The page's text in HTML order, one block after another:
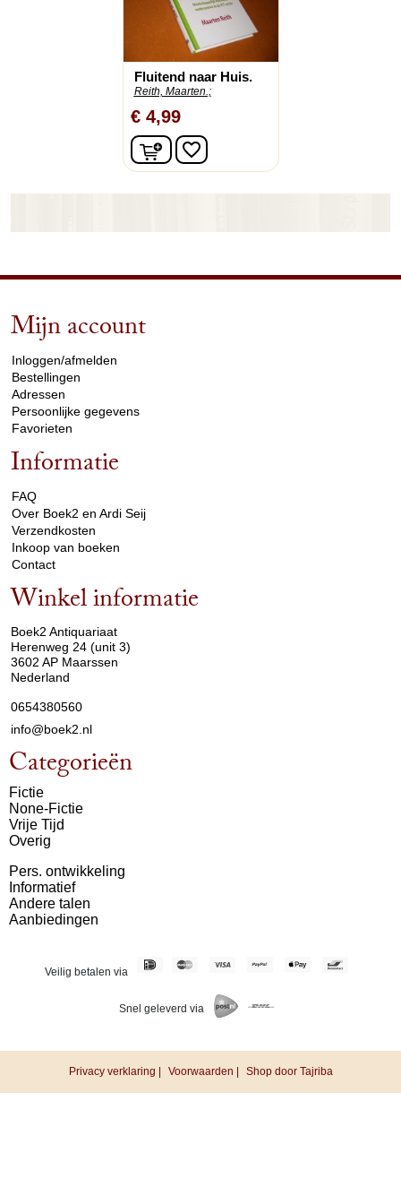
Fluitend naar Huis.
Reith, Maarten.;
€ 4,99
In winkelwagen
favorite_border
Mijn account
Inloggen/afmelden
Bestellingen
Adressen
Persoonlijke gegevens
Favorieten
Informatie
FAQ
Over Boek2 en Ardi Seij
Verzendkosten
Inkoop van boeken
Contact
Winkel informatie
Boek2 Antiquariaat
Herenweg 24 (unit 3)
3602 AP Maarssen
Nederland
0654380560
info@boek2.nl
Categorieën
Fictie
None-Fictie
Vrije Tijd
Overig
Pers. ontwikkeling
Informatief
Andere talen
Aanbiedingen
Veilig betalen via
Snel geleverd via
Privacy verklaring | Voorwaarden | Shop door Tajriba